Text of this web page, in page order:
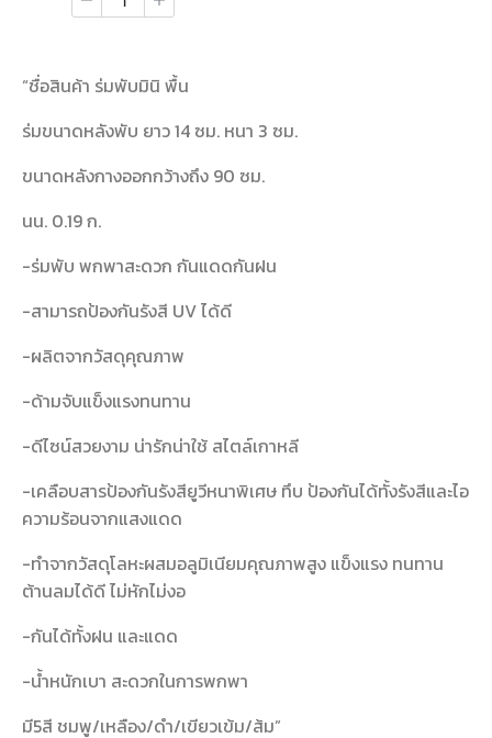
“ชื่อสินค้า ร่มพับมินิ พื้น
ร่มขนาดหลังพับ ยาว 14 ซม. หนา 3 ซม.
ขนาดหลังกางออกกว้างถึง 90 ซม.
นน. 0.19 ก.
-ร่มพับ พกพาสะดวก กันแดดกันฝน
-สามารถป้องกันรังสี UV ได้ดี
-ผลิตจากวัสดุคุณภาพ
-ด้ามจับแข็งแรงทนทาน
-ดีไซน์สวยงาม น่ารักน่าใช้ สไตล์เกาหลี
-เคลือบสารป้องกันรังสียูวีหนาพิเศษ ทึบ ป้องกันได้ทั้งรังสีและไอ
ความร้อนจากแสงแดด
-ทำจากวัสดุโลหะผสมอลูมิเนียมคุณภาพสูง แข็งแรง ทนทาน
ต้านลมได้ดี ไม่หักไม่งอ
-กันได้ทั้งฝน และแดด
-น้ำหนักเบา สะดวกในการพกพา
มี5สี ชมพู/เหลือง/ดำ/เขียวเข้ม/ส้ม”